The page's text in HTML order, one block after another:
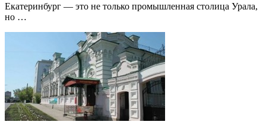
Екатеринбург — это не только промышленная столица Урала,
но …